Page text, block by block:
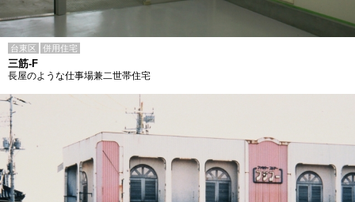
台東区 併用住宅
三筋-F
長屋のような仕事場兼二世帯住宅